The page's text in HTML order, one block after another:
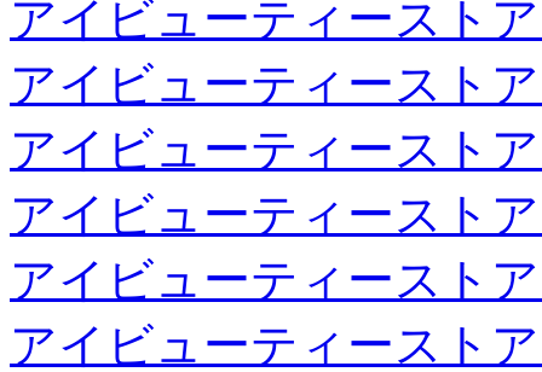
アイビューティースト
アイビューティースト
アイビューティースト
アイビューティースト
アイビューティースト
アイビューティースト